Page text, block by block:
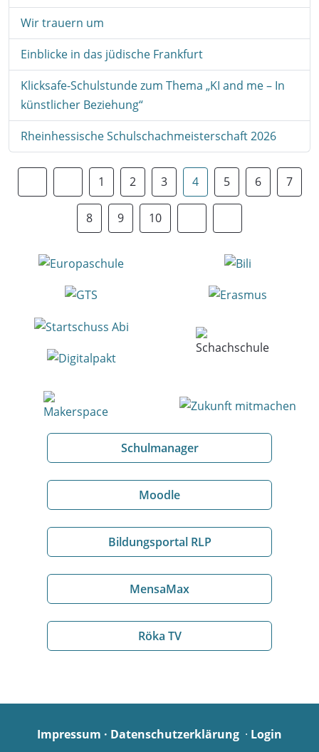
Wir trauern um
Einblicke in das jüdische Frankfurt
Klicksafe-Schulstunde zum Thema „KI and me – In
künstlicher Beziehung“
Rheinhessische Schulschachmeisterschaft 2026
1 2 3 4 5 6 7
8 9 10
Schulmanager
Moodle
Bildungsportal RLP
MensaMax
Röka TV
Impressum · Datenschutzerklärung · Login